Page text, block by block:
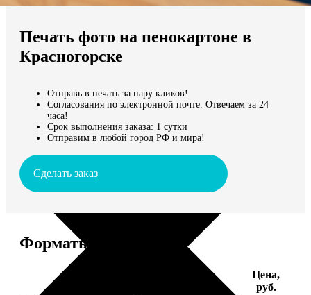
Мы доставляем по всему миру
Продолжить без города
Печать фото на пенокартоне в
Красногорске
Отправь в печать за пару кликов!
Согласования по электронной почте. Отвечаем за 24
часа!
Срок выполнения заказа: 1 сутки
Отправим в любой город РФ и мира!
Сделать заказ
Форматы и цены
Цена,
руб.